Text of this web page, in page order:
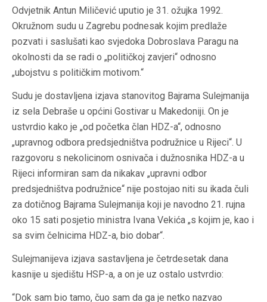
Odvjetnik Antun Miličević uputio je 31. ožujka 1992.
Okružnom sudu u Zagrebu podnesak kojim predlaže
pozvati i saslušati kao svjedoka Dobroslava Paragu na
okolnosti da se radi o „političkoj zavjeri“ odnosno
„ubojstvu s političkim motivom.“
Sudu je dostavljena izjava stanovitog Bajrama Sulejmanija
iz sela Debraše u općini Gostivar u Makedoniji. On je
ustvrdio kako je „od početka član HDZ-a“, odnosno
„upravnog odbora predsjedništva podružnice u Rijeci“. U
razgovoru s nekolicinom osnivača i dužnosnika HDZ-a u
Rijeci informiran sam da nikakav „upravni odbor
predsjedništva podružnice“ nije postojao niti su ikada čuli
za dotičnog Bajrama Sulejmanija koji je navodno 21. rujna
oko 15 sati posjetio ministra Ivana Vekića „s kojim je, kao i
sa svim čelnicima HDZ-a, bio dobar“.
Sulejmanijeva izjava sastavljena je četrdesetak dana
kasnije u sjedištu HSP-a, a on je uz ostalo ustvrdio:
“Dok sam bio tamo, čuo sam da ga je netko nazvao